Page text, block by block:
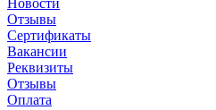
Новости
Отзывы
Сертификаты
Вакансии
Реквизиты
Отзывы
Оплата